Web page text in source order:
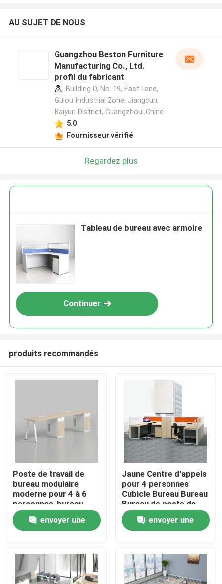
À la maison
À propos de nous
AU SUJET DE NOUS
Guangzhou Beston Furniture
Manufacturing Co., Ltd.
profil du fabricant
Building D, No. 19, East Lane,
Gulou Industrial Zone, Jiangcun,
Baiyun District, Guangzhou ,Chine
5.0
Fournisseur vérifié
Regardez plus
Tableau de bureau avec armoire
Continuer
produits recommandés
Poste de travail de
bureau modulaire
moderne pour 4 à 6
personnes, bureau
commercial pour le
personnel avec
cloison de séparation
envoyer une
Jaune Centre d'appels
pour 4 personnes
Cubicle Bureau Bureau
Bureau de poste de
travail
envoyer une